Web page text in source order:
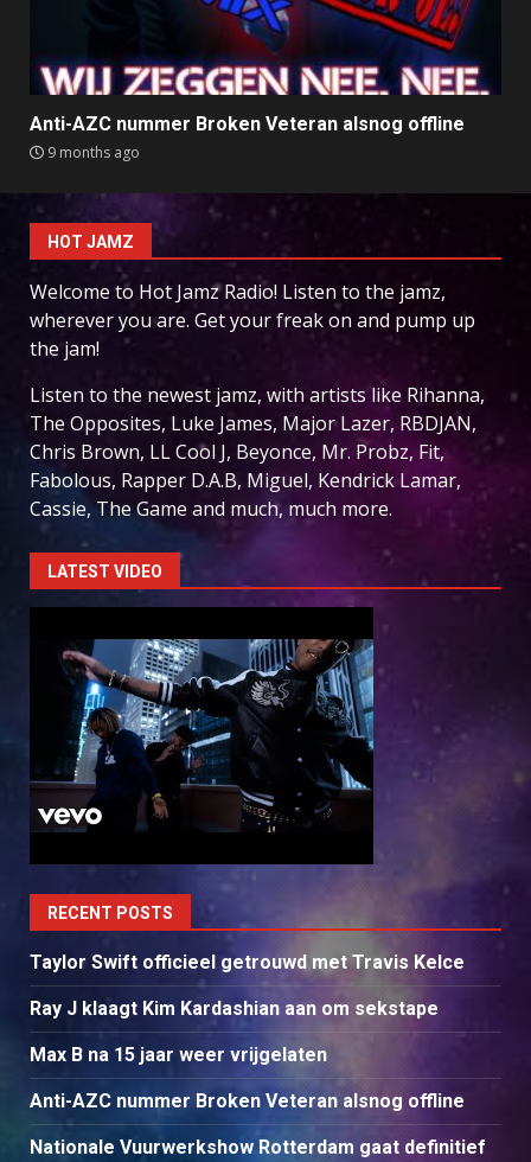
Anti-AZC nummer Broken Veteran alsnog offline
9 months ago
HOT JAMZ
Welcome to Hot Jamz Radio! Listen to the jamz,
wherever you are. Get your freak on and pump up
the jam!
Listen to the newest jamz, with artists like Rihanna,
The Opposites, Luke James, Major Lazer, RBDJAN,
Chris Brown, LL Cool J, Beyonce, Mr. Probz, Fit,
Fabolous, Rapper D.A.B, Miguel, Kendrick Lamar,
Cassie, The Game and much, much more.
LATEST VIDEO
RECENT POSTS
Taylor Swift officieel getrouwd met Travis Kelce
Ray J klaagt Kim Kardashian aan om sekstape
Max B na 15 jaar weer vrijgelaten
Anti-AZC nummer Broken Veteran alsnog offline
Nationale Vuurwerkshow Rotterdam gaat definitief